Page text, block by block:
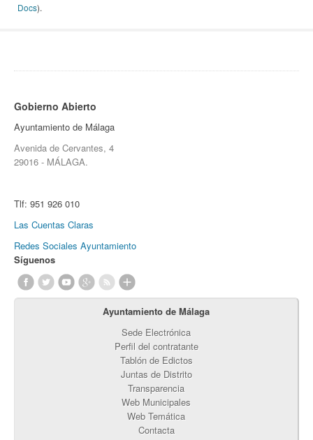
Docs).
Gobierno Abierto
Ayuntamiento de Málaga
Avenida de Cervantes, 4
29016 - MÁLAGA.
Tlf: 951 926 010
Las Cuentas Claras
Redes Sociales Ayuntamiento
Síguenos
Ayuntamiento de Málaga
Sede Electrónica
Perfil del contratante
Tablón de Edictos
Juntas de Distrito
Transparencia
Web Municipales
Web Temática
Contacta